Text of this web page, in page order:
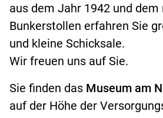
aus dem Jahr 1942 und
Bunkerstollen erfahren Sie
und kleine Schicksale.
Wir freuen uns auf Sie.
Sie finden das Museum am
auf der Höhe der